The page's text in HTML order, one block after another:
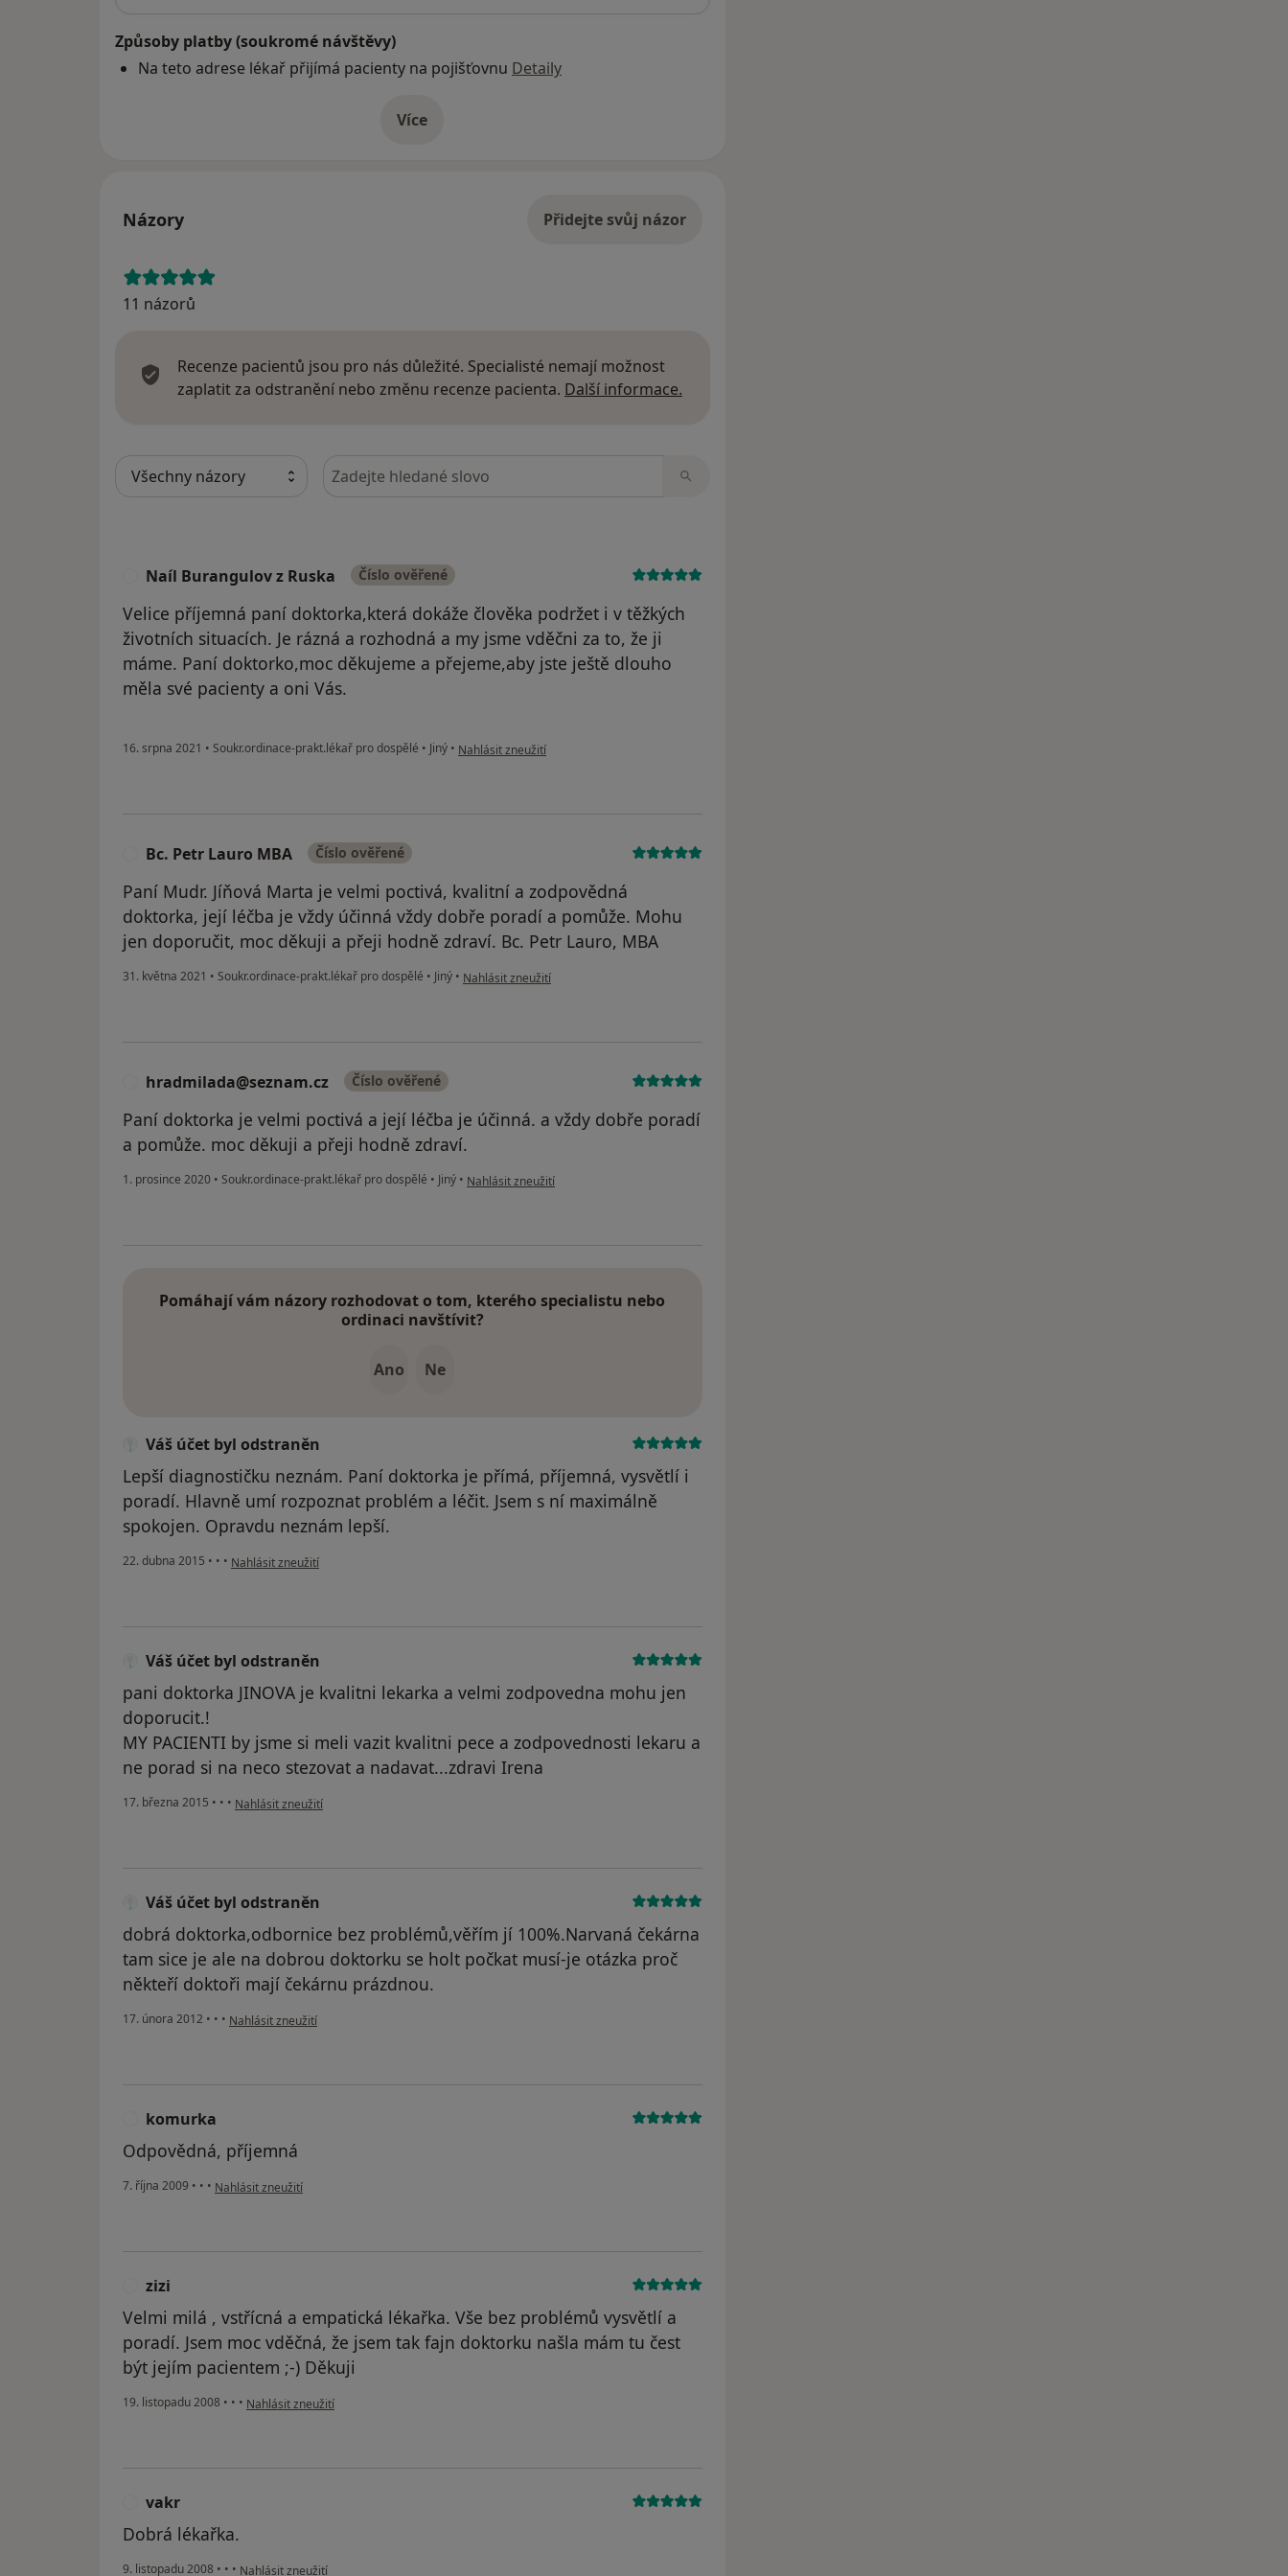
Způsoby platby (soukromé návštěvy)
Na teto adrese lékař přijímá pacienty na pojišťovnu Detaily
Víceo adrese
Názory Přidejte svůj názor
11 názorů
Recenze pacientů jsou pro nás důležité. Specialisté nemají možnost
zaplatit za odstranění nebo změnu recenze pacienta. Další informace.
Hledejte v názorech
Naíl Burangulov z Ruska Číslo ověřené
Velice příjemná paní doktorka,která dokáže člověka podržet i v těžkých
životních situacích. Je rázná a rozhodná a my jsme vděčni za to, že ji
máme. Paní doktorko,moc děkujeme a přejeme,aby jste ještě dlouho
měla své pacienty a oni Vás.
16. srpna 2021 • Soukr.ordinace-prakt.lékař pro dospělé • Jiný • podle názoru uživatele Naíl Burangulov z Ruska
Nahlásit zneužití
Bc. Petr Lauro MBA Číslo ověřené
Paní Mudr. Jíňová Marta je velmi poctivá, kvalitní a zodpovědná
doktorka, její léčba je vždy účinná vždy dobře poradí a pomůže. Mohu
jen doporučit, moc děkuji a přeji hodně zdraví. Bc. Petr Lauro, MBA
31. května 2021 • Soukr.ordinace-prakt.lékař pro dospělé • Jiný • podle názoru uživatele Bc. Petr Lauro MBA
Nahlásit zneužití
hradmilada@seznam.cz Číslo ověřené
Paní doktorka je velmi poctivá a její léčba je účinná. a vždy dobře poradí
a pomůže. moc děkuji a přeji hodně zdraví.
1. prosince 2020 • Soukr.ordinace-prakt.lékař pro dospělé • Jiný • podle názoru uživatele hradmilada@seznam.cz
Nahlásit zneužití
Pomáhají vám názory rozhodovat o tom, kterého specialistu nebo
ordinaci navštívit?
Ano Ne
Váš účet byl odstraněn
Lepší diagnostičku neznám. Paní doktorka je přímá, příjemná, vysvětlí i
poradí. Hlavně umí rozpoznat problém a léčit. Jsem s ní maximálně
spokojen. Opravdu neznám lepší.
22. dubna 2015 • • • podle názoru uživatele Váš účet byl odstraněn
Nahlásit zneužití
Váš účet byl odstraněn
pani doktorka JINOVA je kvalitni lekarka a velmi zodpovedna mohu jen
doporucit.!
MY PACIENTI by jsme si meli vazit kvalitni pece a zodpovednosti lekaru a
ne porad si na neco stezovat a nadavat...zdravi Irena
17. března 2015 • • • podle názoru uživatele Váš účet byl odstraněn
Nahlásit zneužití
Váš účet byl odstraněn
dobrá doktorka,odbornice bez problémů,věřím jí 100%.Narvaná čekárna
tam sice je ale na dobrou doktorku se holt počkat musí-je otázka proč
někteří doktoři mají čekárnu prázdnou.
17. února 2012 • • • podle názoru uživatele Váš účet byl odstraněn
Nahlásit zneužití
komurka
Odpovědná, příjemná
7. října 2009 • • • podle názoru uživatele komurka
Nahlásit zneužití
zizi
Velmi milá , vstřícná a empatická lékařka. Vše bez problémů vysvětlí a
poradí. Jsem moc vděčná, že jsem tak fajn doktorku našla mám tu čest
být jejím pacientem ;-) Děkuji
19. listopadu 2008 • • • podle názoru uživatele zizi
Nahlásit zneužití
vakr
Dobrá lékařka.
9. listopadu 2008 • • • podle názoru uživatele vakr
Nahlásit zneužití